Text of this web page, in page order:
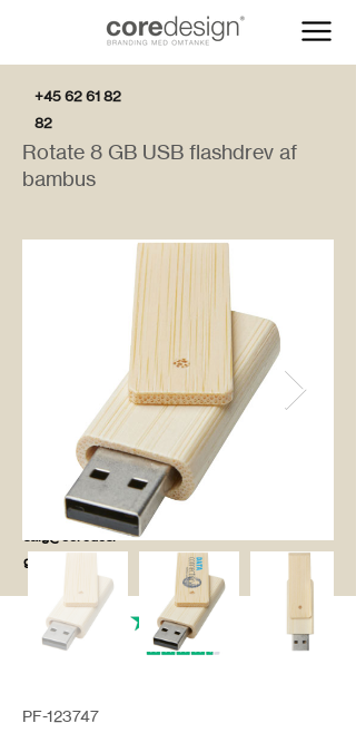
+45 62 61 82
82
salg@coredesi
gn.dk
Rotate 8 GB USB flashdrev af
bambus
PF-123747